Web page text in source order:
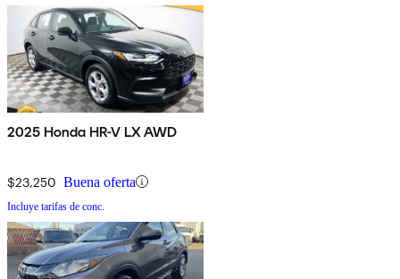
2025 Honda HR-V LX AWD
$23,250 Buena oferta
Incluye tarifas de conc.